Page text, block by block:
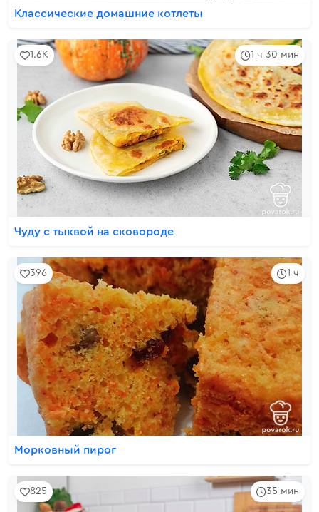
Классические домашние котлеты
1 ч 30 мин
1.6K
Чуду с тыквой на сковороде
1 ч
396
Морковный пирог
35 мин
825